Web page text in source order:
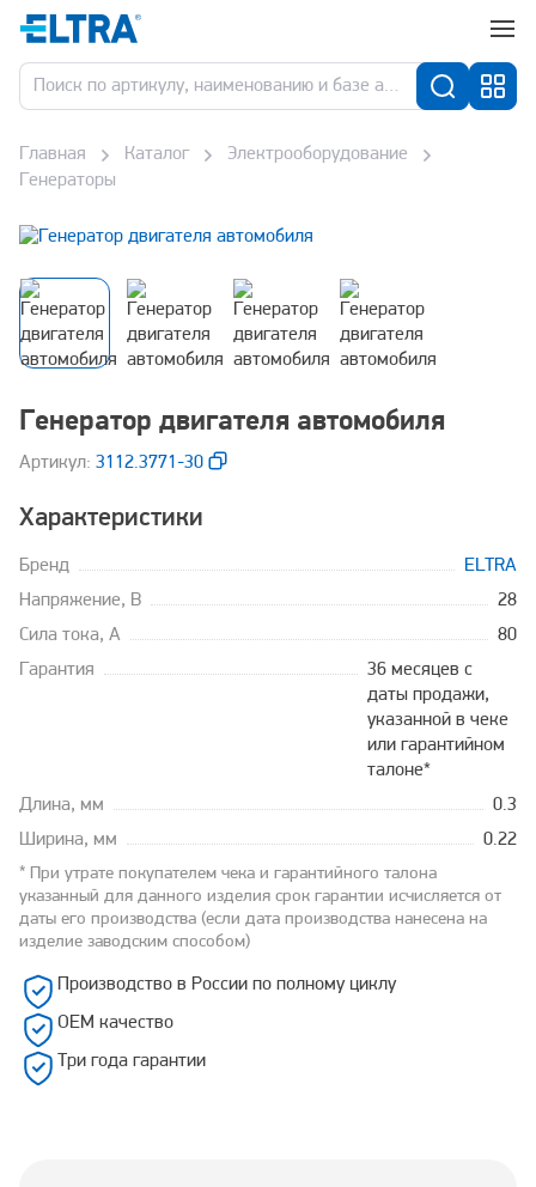
Главная Каталог
Электрооборудование
Генераторы
Генератор двигателя автомобиля
Aртикул: 3112.3771-30
Характеристики
Бренд
ELTRA
Напряжение, В
28
Сила тока, А
80
Гарантия
36 месяцев с
даты продажи,
указанной в чеке
или гарантийном
талоне*
Длина, мм
0.3
Ширина, мм
0.22
* При утрате покупателем чека и гарантийного талона
указанный для данного изделия срок гарантии исчисляется от
даты его производства (если дата производства нанесена на
изделие заводским способом)
Производство в России по полному циклу
OEM качество
Три года гарантии